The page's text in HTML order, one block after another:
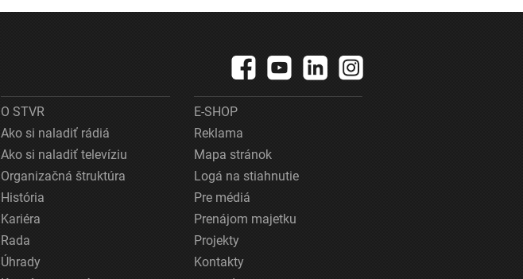
O STVR
Ako si naladiť rádiá
Ako si naladiť televíziu
Organizačná štruktúra
História
Kariéra
Rada
Úhrady
E-SHOP
Reklama
Mapa stránok
Logá na stiahnutie
Pre médiá
Prenájom majetku
Projekty
Kontakty